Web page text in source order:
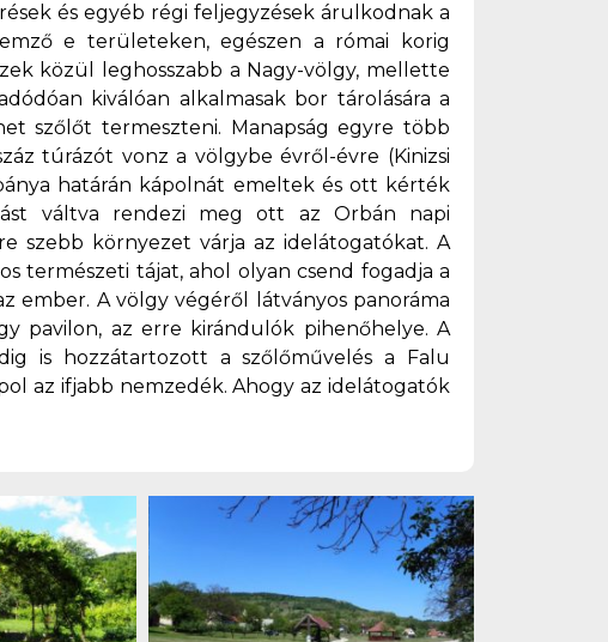
és egyéb régi feljegyzések árulkodnak a
e területeken, egészen a római korig
közül leghosszabb a Nagy-völgy, mellette
kiválóan alkalmasak bor tárolására a
szőlőt termeszteni. Manapság egyre több
túrázót vonz a völgybe évről-évre (Kinizsi
határán kápolnát emeltek és ott kérték
váltva rendezi meg ott az Orbán napi
szebb környezet várja az idelátogatókat. A
természeti tájat, ahol olyan csend fogadja a
ember. A völgy végéről látványos panoráma
pavilon, az erre kirándulók pihenőhelye. A
is hozzátartozott a szőlőművelés a Falu
az ifjabb nemzedék. Ahogy az idelátogatók